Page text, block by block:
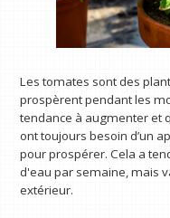
Les tomates sont des
prospèrent pendant les
tendance à augmenter et
ont toujours besoin d’un
pour prospérer. Cela a
d'eau par semaine, mais
extérieur.